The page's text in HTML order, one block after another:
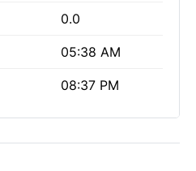
0.0
05:38 AM
08:37 PM